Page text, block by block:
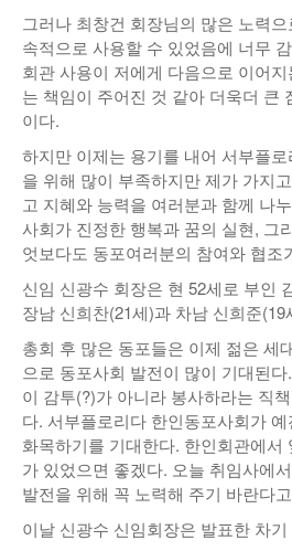
그러나 최창건 회장님의 많은 노력
속적으로 사용할 수 있었음에 너무
회관 사용이 저에게 다음으로 이어
는 책임이 주어진 것 같아 더욱더 큰
이다.
하지만 이제는 용기를 내어 서부플
을 위해 많이 부족하지만 제가 가지
고 지혜와 능력을 여러분과 함께 나
사회가 진정한 행복과 꿈의 실현, 그
엇보다도 동포여러분의 참여와 협조
신임 신광수 회장은 현 52세로 부인
장남 신희찬(21세)과 차남 신희준(19
총회 후 많은 동포들은 이제 젊은 세
으로 동포사회 발전이 많이 기대된
이 감투(?)가 아니라 봉사하라는 직
다. 서부플로리다 한인동포사회가
화목하기를 기대한다. 한인회관에서
가 있었으면 좋겠다. 오늘 취임사에
발전을 위해 꼭 노력해 주기 바란다
이날 신광수 신임회장은 발표한 차